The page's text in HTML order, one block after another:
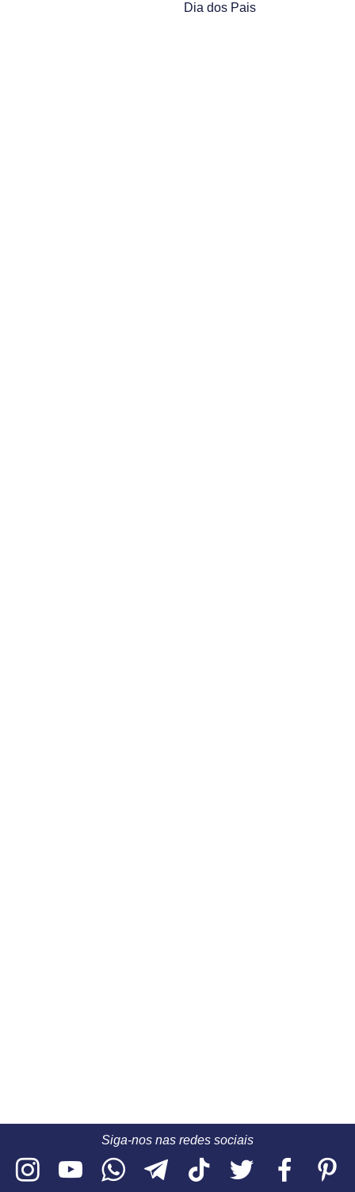
Dia dos Pais
Siga-nos nas redes sociais